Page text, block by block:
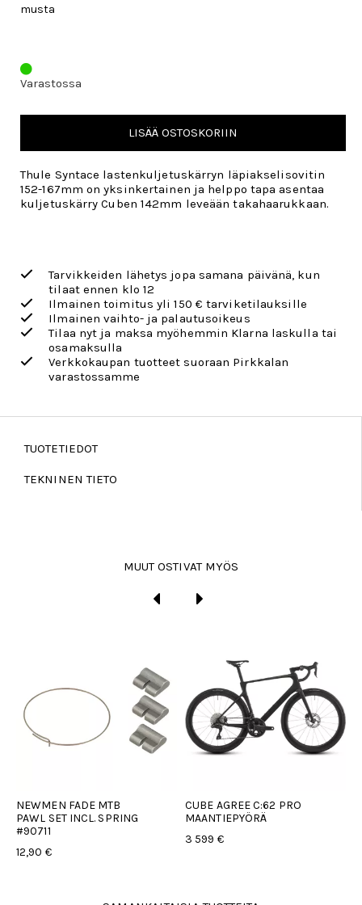
musta
Varastossa
LISÄÄ OSTOSKORIIN
Thule Syntace lastenkuljetuskärryn läpiakselisovitin
152-167mm on yksinkertainen ja helppo tapa asentaa
kuljetuskärry Cuben 142mm leveään takahaarukkaan.
Tarvikkeiden lähetys jopa samana päivänä, kun
tilaat ennen klo 12
Ilmainen toimitus yli 150 € tarviketilauksille
Ilmainen vaihto- ja palautusoikeus
Tilaa nyt ja maksa myöhemmin Klarna laskulla tai
osamaksulla
Verkkokaupan tuotteet suoraan Pirkkalan
varastossamme
TUOTETIEDOT
TEKNINEN TIETO
MUUT OSTIVAT MYÖS
NEWMEN FADE MTB
PAWL SET INCL. SPRING
#90711
12,90 €
CUBE AGREE C:62 PRO
MAANTIEPYÖRÄ
3 599 €